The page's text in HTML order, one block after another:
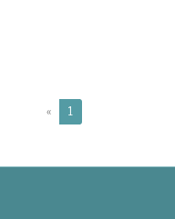
« 1